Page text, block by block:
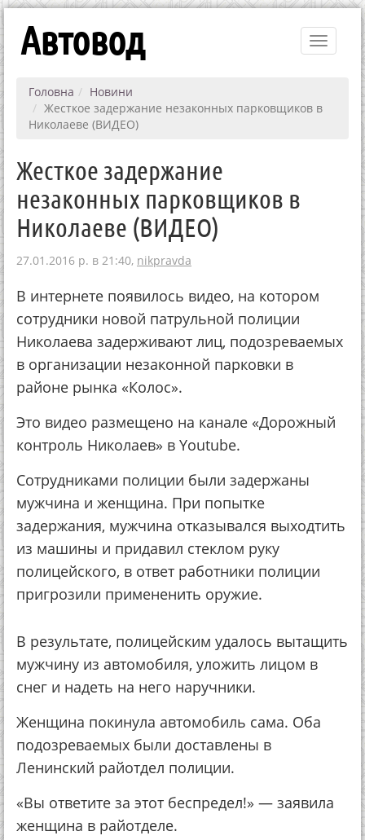
Toggle
Автовод
Головна
Новини
Жесткое задержание незаконных парковщиков в
Николаеве (ВИДЕО)
Жесткое задержание
незаконных парковщиков в
Николаеве (ВИДЕО)
27.01.2016 р. в 21:40, nikpravda
В интернете появилось видео, на котором
сотрудники новой патрульной полиции
Николаева задерживают лиц, подозреваемых
в организации незаконной парковки в
районе рынка «Колос».
Это видео размещено на канале «Дорожный
контроль Николаев» в Youtube.
Сотрудниками полиции были задержаны
мужчина и женщина. При попытке
задержания, мужчина отказывался выходтить
из машины и придавил стеклом руку
полицейского, в ответ работники полиции
пригрозили примененить оружие.
В результате, полицейским удалось вытащить
мужчину из автомобиля, уложить лицом в
снег и надеть на него наручники.
Женщина покинула автомобиль сама. Оба
подозреваемых были доставлены в
Ленинский райотдел полиции.
«Вы ответите за этот беспредел!» — заявила
женщина в райотделе.